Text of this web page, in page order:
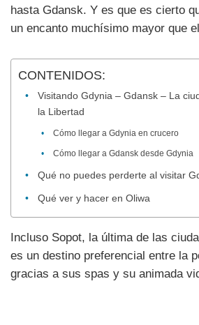
hasta Gdansk. Y es que es cierto
un encanto muchísimo mayor que
CONTENIDOS:
Visitando Gdynia – Gdansk – La
la Libertad
Cómo llegar a Gdynia en crucero
Cómo llegar a Gdansk desde Gdynia
Qué no puedes perderte al visitar
Qué ver y hacer en Oliwa
Incluso Sopot, la última de las
es un destino preferencial entre la
gracias a sus spas y su animada